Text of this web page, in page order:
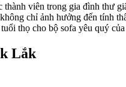
viên trong gia đình thư
chỉ ảnh hưởng đến tính
thọ cho bộ sofa yêu quý
Lắk